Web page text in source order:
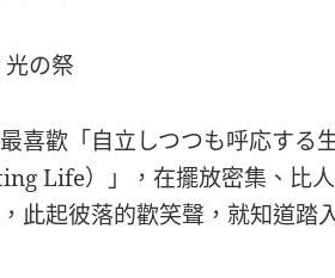
喜歡「自立しつつも呼応する
Life）」，在擺放密集、比
此起彼落的歡笑聲，就知道踏